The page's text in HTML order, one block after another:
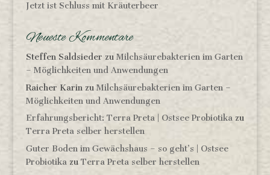
Jetzt ist Schluss mit Kräuterbeer
Neueste Kommentare
Steffen Saldsieder zu Milchsäurebakterien im Garten
– Möglichkeiten und Anwendungen
Raicher Karinzu Milchsäurebakterien im Garten –
Möglichkeiten und Anwendungen
Erfahrungsbericht: Terra Preta | Ostsee Probiotikazu
Terra Preta selber herstellen
Guter Boden im Gewächshaus – so geht’s | Ostsee
Probiotikazu Terra Preta selber herstellen